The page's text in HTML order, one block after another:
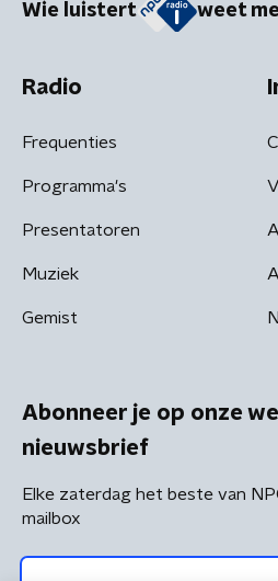
Wie luistert weet
Radio
Frequenties
Programma's
Presentatoren
Muziek
Gemist
Abonneer je op onze
nieuwsbrief
Elke zaterdag het beste van
mailbox